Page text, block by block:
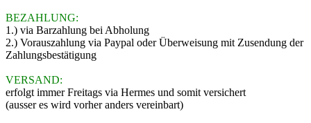
BEZAHLUNG:
1.) via Barzahlung bei Abholung
2.) Vorauszahlung via Paypal oder Überweisung mit Zusendung der
Zahlungsbestätigung
VERSAND:
erfolgt immer Freitags via Hermes und somit versichert
(ausser es wird vorher anders vereinbart)